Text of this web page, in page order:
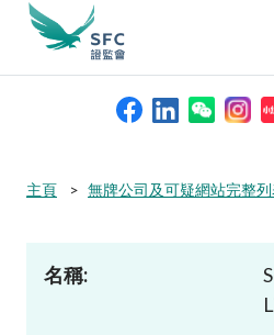
本會簡介
尋
主頁 無牌公司及可疑網站完整
名稱: